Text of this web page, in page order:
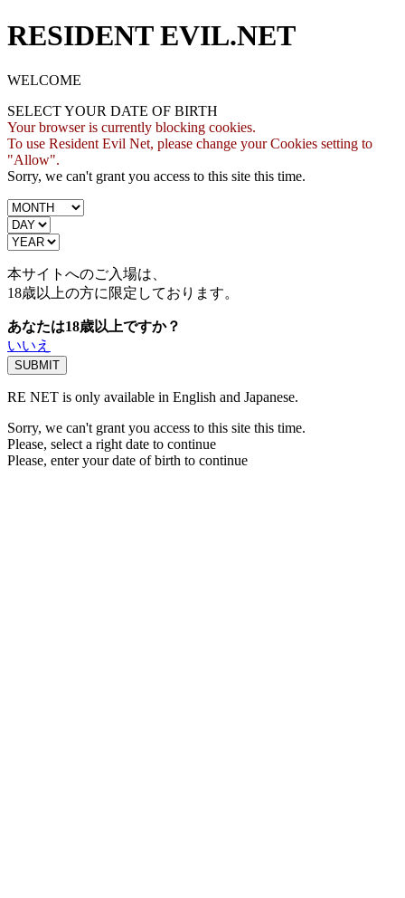
RESIDENT EVIL.NET
WELCOME
SELECT YOUR DATE OF BIRTH
Your browser is currently blocking cookies.
To use Resident Evil Net, please change your Cookies setting to
"Allow".
Sorry, we can't grant you access to this site this time.
本サイトへのご入場は、
18歳以上の方に限定しております。
あなたは18歳以上ですか？
いいえ
RE NET is only available in English and Japanese.
Sorry, we can't grant you access to this site this time.
Please, select a right date to continue
Please, enter your date of birth to continue